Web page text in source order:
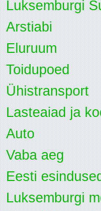
Luksemburgi
Arstiabi
Eluruum
Toidupoed
Ühistransport
Lasteaiad ja
Auto
Vaba aeg
Eesti
Luksemburgi